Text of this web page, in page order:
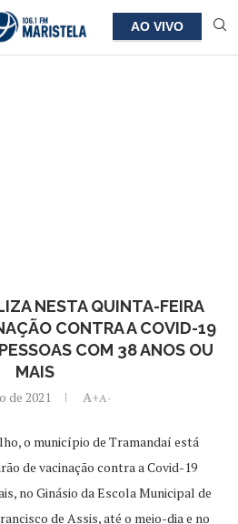
AO VIVO
NESTA QUINTA-FEIRA
CONTRA A COVID-19
COM 38 ANOS OU
MAIS
de 2021 A+A-
o município de Tramandaí está
de vacinação contra a Covid-19
no Ginásio da Escola Municipal de
de Assis, até o meio-dia e no